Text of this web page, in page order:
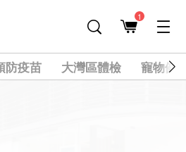
1
防疫苗 大灣區體檢 寵物健